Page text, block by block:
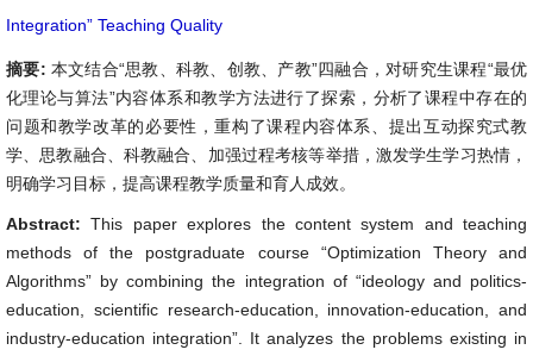
Integration” Teaching Quality
摘要: 本文结合“思教、科教、创教、产教”四融合，对研究生课程“最优
化理论与算法”内容体系和教学方法进行了探索，分析了课程中存在的
问题和教学改革的必要性，重构了课程内容体系、提出互动探究式教
学、思教融合、科教融合、加强过程考核等举措，激发学生学习热情，
明确学习目标，提高课程教学质量和育人成效。
Abstract:This paper explores the content system and teaching
methods of the postgraduate course “Optimization Theory and
Algorithms” by combining the integration of “ideology and politics-
education, scientific research-education, innovation-education, and
industry-education integration”. It analyzes the problems existing in